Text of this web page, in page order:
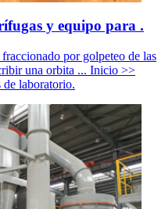
y equipo para .
por golpeteo de las
una orbita ... Inicio >>
laboratorio.